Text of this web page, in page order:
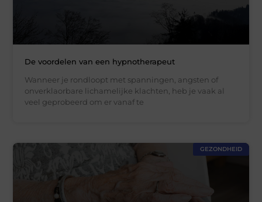
De voordelen van een hypnotherapeut
Wanneer je rondloopt met spanningen, angsten of
onverklaorbare lichamelijke klachten, heb je vaak al
veel geprobeerd om er vanaf te
GEZONDHEID